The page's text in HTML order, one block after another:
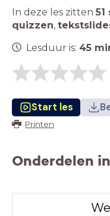
In deze les zitten 51
quizzen,
Lesduur is: 45
Start les
Printen
Onderdelen